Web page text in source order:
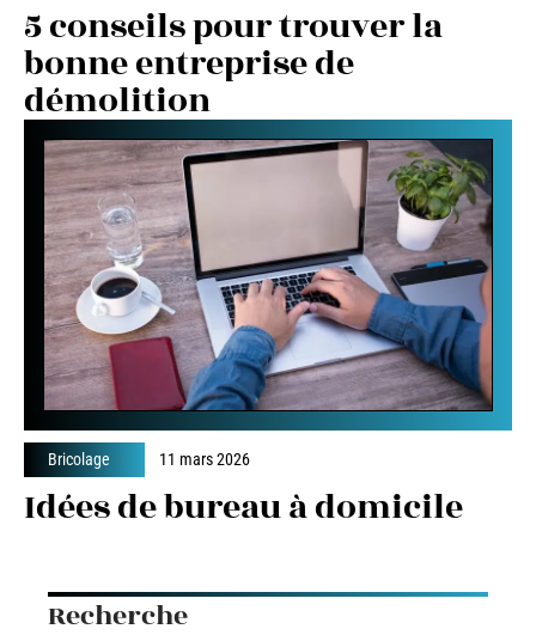
5 conseils pour trouver la
bonne entreprise de
démolition
Bricolage 11 mars 2026
Idées de bureau à domicile
Recherche